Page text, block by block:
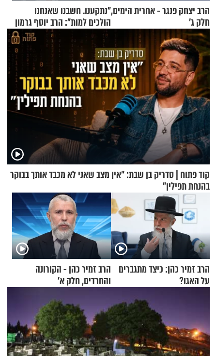
הרב יצחק פנגר - אחרית הימים,
חלק ג’
"נתקענו. חשבנו שאנחנו
הולכים למות": הרב יוסף גרמון
בריאיון מרתק
קוד פתוח | סדריק בן שבת: "אין מצב שאני לא מכבד אותך בבוקר
בהנחת תפילין"
הרב זמיר כהן: כיצד מתגברים
על האגו?
הרב זמיר כהן - הקורונה
והחרדים, חלק א’